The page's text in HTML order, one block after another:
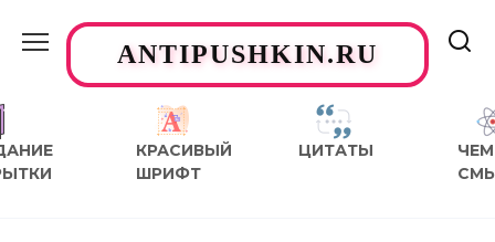
содержаниюANTIPUSHKIN.RU
КРАСИВЫЙ
ШРИФТ
ЦИТАТЫ
ЧЕМ